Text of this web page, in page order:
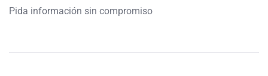
Pida información sin compromiso